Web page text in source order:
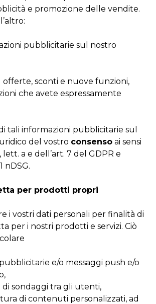
e promozione delle vendite.
pubblicitarie sul nostro
offerte, sconti e nuove funzioni,
che avete espressamente
tali informazioni pubblicitarie sul
del vostro consenso ai sensi
lett. a e dell’art. 7 del GDPR e
nDSG.
per prodotti propri
i vostri dati personali per finalità di
per i nostri prodotti e servizi. Ciò
e/o messaggi push e/o
di sondaggi tra gli utenti,
di contenuti personalizzati, ad